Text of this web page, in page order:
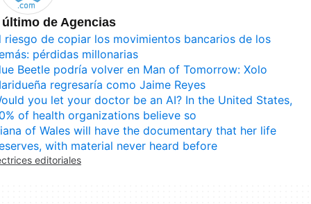
de Agencias
riesgo de copiar los movimientos bancarios de los
pérdidas millonarias
Beetle podría volver en Man of Tomorrow: Xolo
regresaría como Jaime Reyes
you let your doctor be an AI? In the United States,
of health organizations believe so
of Wales will have the documentary that her life
with material never heard before
editoriales